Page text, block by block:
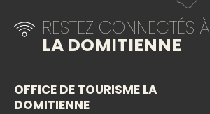
RESTEZ CONNECTÉS À
LA DOMITIENNE
OFFICE DE TOURISME LA
DOMITIENNE